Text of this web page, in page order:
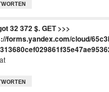
32 372 $. GЕТ >>>
forms.yandex.com/cloud/